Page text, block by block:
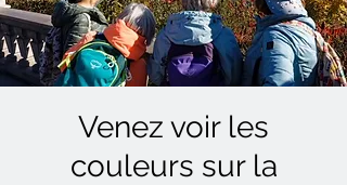
Venez voir les
couleurs sur la